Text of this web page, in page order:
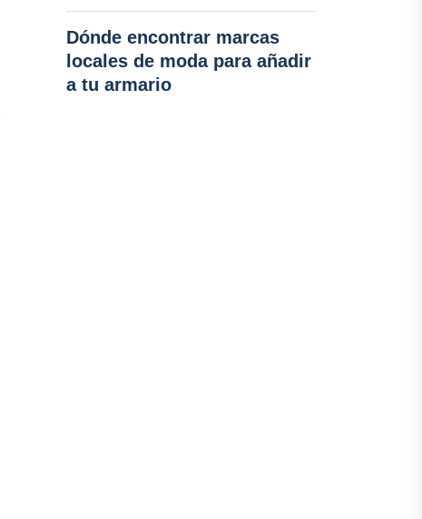
Dónde encontrar marcas
locales de moda para añadir
a tu armario